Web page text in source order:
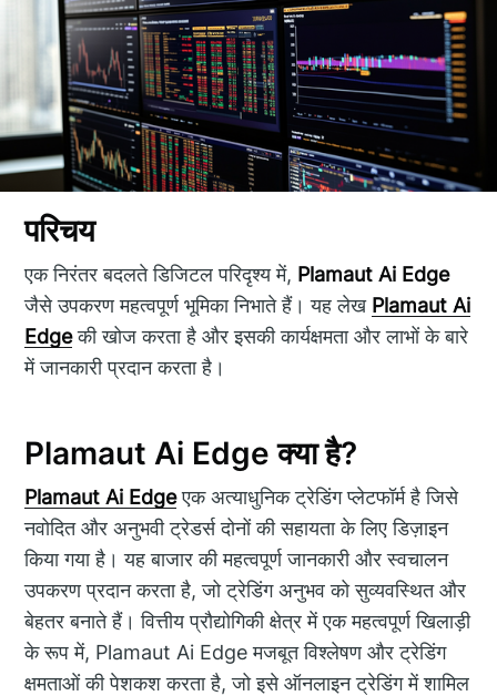
परिचय
एक निरंतर बदलते डिजिटल परिदृश्य में, Plamaut Ai Edge
जैसे उपकरण महत्वपूर्ण भूमिका निभाते हैं। यह लेख Plamaut Ai
Edgeकी खोज करता है और इसकी कार्यक्षमता और लाभों के बारे
में जानकारी प्रदान करता है।
Plamaut Ai Edge क्या है?
Plamaut Ai Edgeएक अत्याधुनिक ट्रेडिंग प्लेटफॉर्म है जिसे
नवोदित और अनुभवी ट्रेडर्स दोनों की सहायता के लिए डिज़ाइन
किया गया है। यह बाजार की महत्वपूर्ण जानकारी और स्वचालन
उपकरण प्रदान करता है, जो ट्रेडिंग अनुभव को सुव्यवस्थित और
बेहतर बनाते हैं। वित्तीय प्रौद्योगिकी क्षेत्र में एक महत्वपूर्ण खिलाड़ी
के रूप में, Plamaut Ai Edge मजबूत विश्लेषण और ट्रेडिंग
क्षमताओं की पेशकश करता है, जो इसे ऑनलाइन ट्रेडिंग में शामिल